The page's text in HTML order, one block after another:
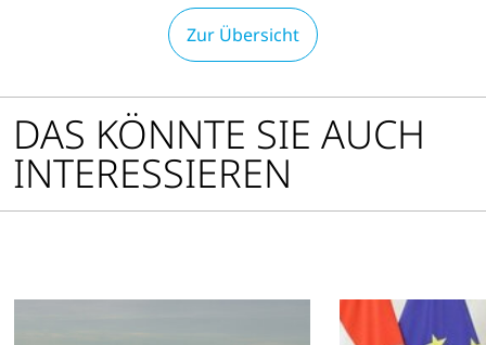
Zur Übersicht
DAS KÖNNTE SIE AUCH
INTERESSIEREN